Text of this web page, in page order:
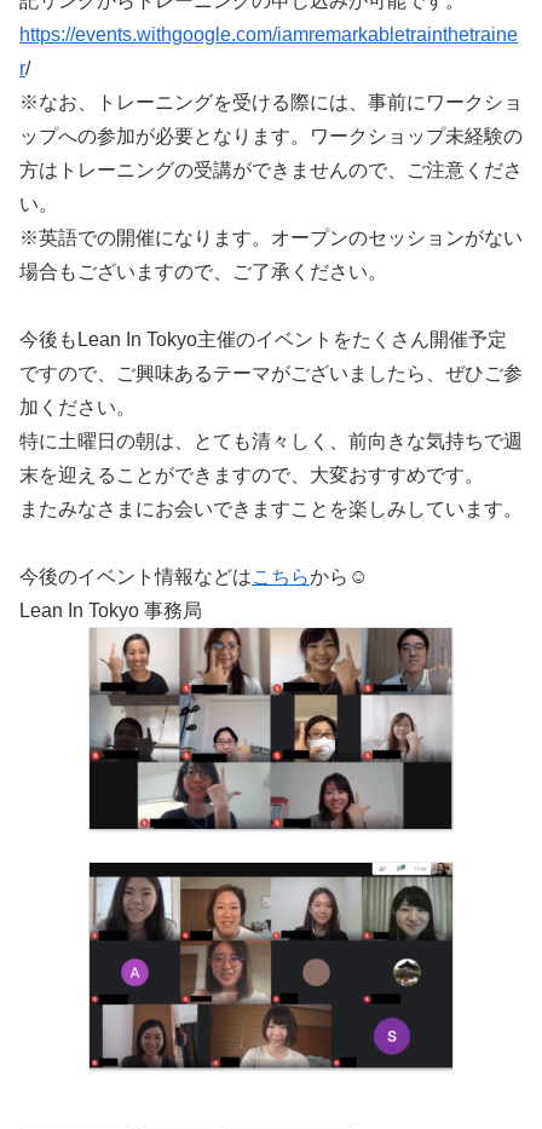
https://events.withgoogle.com/iamremarkabletrainthetraine
r/
※なお、トレーニングを受ける際には、事前にワークショ
ップへの参加が必要となります。ワークショップ未経験の
方はトレーニングの受講ができませんので、ご注意くださ
い。
※英語での開催になります。オープンのセッションがない
場合もございますので、ご了承ください。
今後もLean In Tokyo主催のイベントをたくさん開催予定
ですので、ご興味あるテーマがございましたら、ぜひご参
加ください。
特に土曜日の朝は、とても清々しく、前向きな気持ちで週
末を迎えることができますので、大変おすすめです。
またみなさまにお会いできますことを楽しみしています。
今後のイベント情報などはこちらから☺️
Lean In Tokyo 事務局